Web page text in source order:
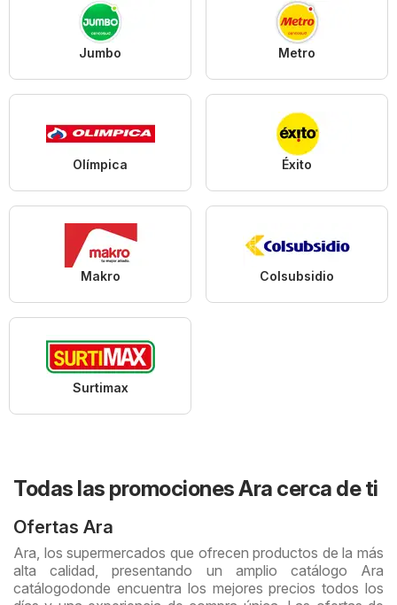
Jumbo Metro
Olímpica Éxito
Makro Colsubsidio
Surtimax
Todas las promociones Ara cerca de ti
Ofertas Ara
Ara, los supermercados que ofrecen productos de la más
alta calidad, presentando un amplio catálogo Ara
catálogodonde encuentra los mejores precios todos los